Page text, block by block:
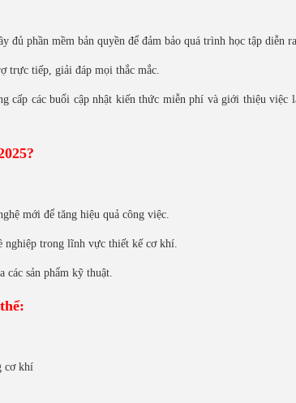
đủ phần mềm bản quyền để đảm bảo quá trình học tập diễn
trực tiếp, giải đáp mọi thắc mắc.
cấp các buổi cập nhật kiến thức miễn phí và giới thiệu việc
mới để tăng hiệu quả công việc.
nghiệp trong lĩnh vực thiết kế cơ khí.
sản phẩm kỹ thuật.
cơ khí